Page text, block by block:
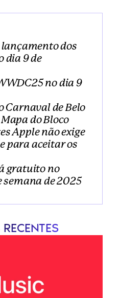
dos
dia 9 de
no dia 9
Carnaval de Belo
do Bloco
Apple não exige
para aceitar os
gratuito no
de 2025